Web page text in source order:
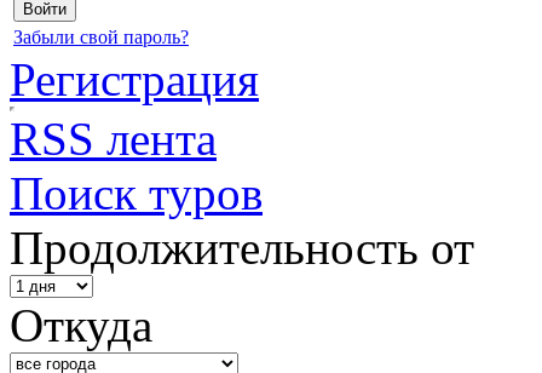
Забыли свой пароль?
Регистрация
RSS лента
Поиск туров
Продолжительность от
Откуда